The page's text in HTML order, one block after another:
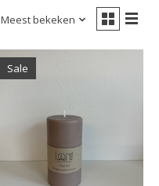
Meest bekeken
Sale